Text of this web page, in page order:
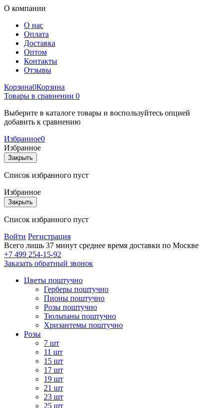
О компании
О нас
Оплата
Доставка
Оптом
Контакты
Отзывы
Корзина0Корзина
Товары в сравнении 0
Выберите в каталоге товары и воспользуйтесь опцией
добавить к сравнению
Избранное0
Избранное
Закрыть
Список избранного пуст
Избранное
Закрыть
Список избранного пуст
Войти Регистрация
Всего лишь 37 минут среднее время доставки по Москве
+7 499 254-15-92
Заказать обратный звонок
Цветы поштучно
Герберы поштучно
Пионы поштучно
Розы поштучно
Тюльпаны поштучно
Хризантемы поштучно
Розы
7 шт
11 шт
15 шт
17 шт
19 шт
21 шт
23 шт
25 шт